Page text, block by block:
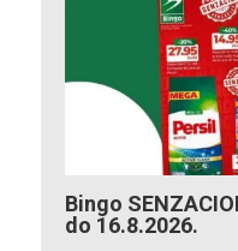
Bingo
do 16.8.2026.